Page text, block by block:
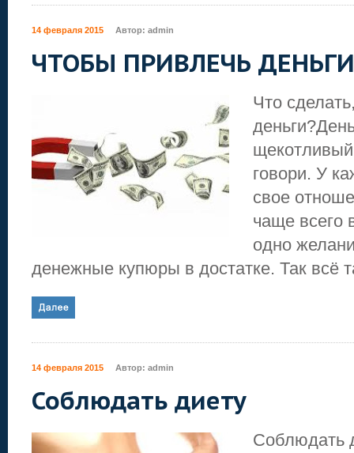
14 февраля 2015 Автор: admin
ЧТОБЫ ПРИВЛЕЧЬ
Что
говори. У
свое
чаще всего
одно
денежные купюры в достатке. Так всё
14 февраля 2015 Автор: admin
Соблюдать диету
Соблюдать